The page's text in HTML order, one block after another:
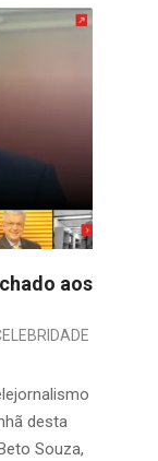
aos
desta
Souza,